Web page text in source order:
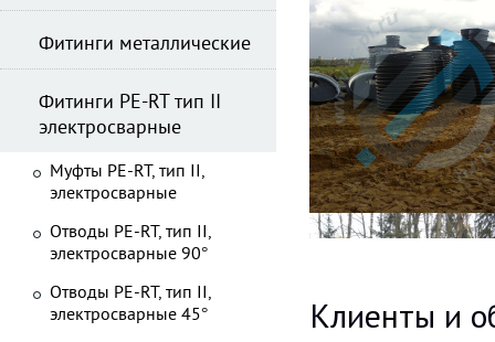
Клиенты и
Фитинги металлические
Фитинги PE-RT тип II
электросварные
Муфты PE-RT, тип II,
электросварные
Отводы PE-RT, тип II,
электросварные 90°
Отводы PE-RT, тип II,
электросварные 45°